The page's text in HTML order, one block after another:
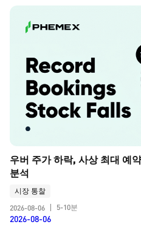
우버 주가 하락, 사상 최대 예
분석
시장 통찰
2026-08-06
5-10분
2026-08-06